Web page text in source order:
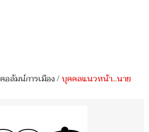
คอลัมน์การเมือง/บุคคลแนวหน้า...นาย